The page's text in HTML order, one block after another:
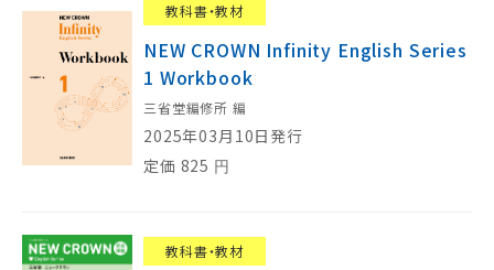
教科書・教材
NEW CROWN Infinity English Series
1 Workbook
三省堂編修所 編
2025年03月10日発行
定価 825 円
教科書・教材